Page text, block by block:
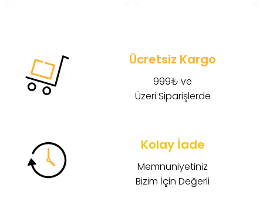
Ücretsiz Kargo
999₺ ve
Üzeri Siparişlerde
Kolay İade
Memnuniyetiniz
Bizim İçin Değerli